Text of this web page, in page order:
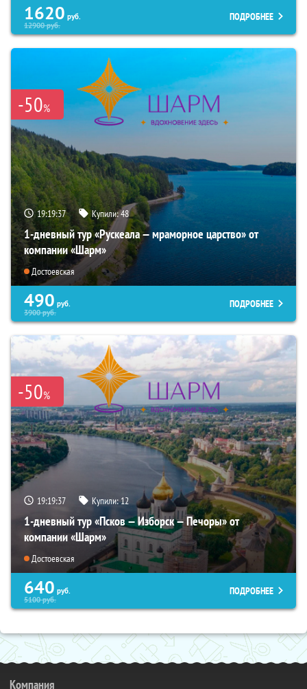
1620 руб.
12900руб.
ПОДРОБНЕЕ
-50%
19:19:35 Купили:48
1-дневный тур «Рускеала — мраморное царство» от
компании «Шарм»
Достоевская
490 руб.
3900руб.
ПОДРОБНЕЕ
-50%
19:19:35 Купили:12
1-дневный тур «Псков — Изборск — Печоры» от
компании «Шарм»
Достоевская
640 руб.
5100руб.
ПОДРОБНЕЕ
Компания